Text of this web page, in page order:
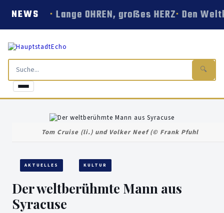
NEWS Lange OHREN, großes HERZ Den
🔍
Tom Cruise (li.) und Volker Neef (© Frank Pfuhl
AKTUELLES KULTUR
Der weltberühmte Mann aus
Syracuse